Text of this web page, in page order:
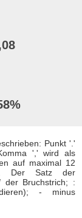
Punkt '.'
',' wird als
auf maximal 12
Der Satz der
der Bruchstrich; :
- minus